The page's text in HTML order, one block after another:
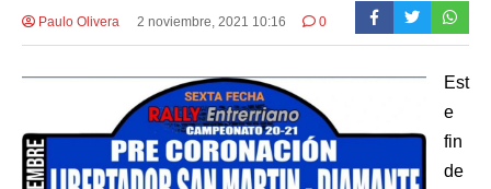
Paulo Olivera 2 noviembre, 2021 10:16 0
Est
e
fin
de